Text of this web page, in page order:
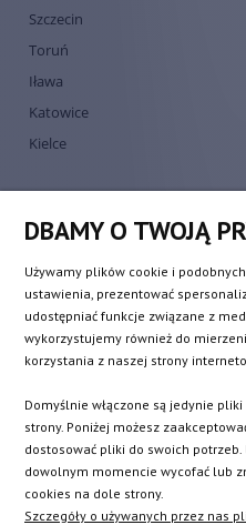
Szczecin
Toruń
Iława
Katowice
Kielce
Europejski dostawca
QRP Automotive SP. Z O.O.
Bratnia 8,PL-56-400Oleśnica
VAT:PL9112055005
+48 532 722 150
info@turbochargers-shop.com
DBAMY O TWOJĄ
Używamy plików cookie i
ustawienia, prezentować
udostępniać funkcje związane z
wykorzystujemy również do
korzystania z naszej strony
Domyślnie włączone są jedynie
strony. Poniżej możesz
dostosować pliki do swoich
dowolnym momencie wycofać lub
cookies na dole strony.
Szczegóły o używanych przez nas